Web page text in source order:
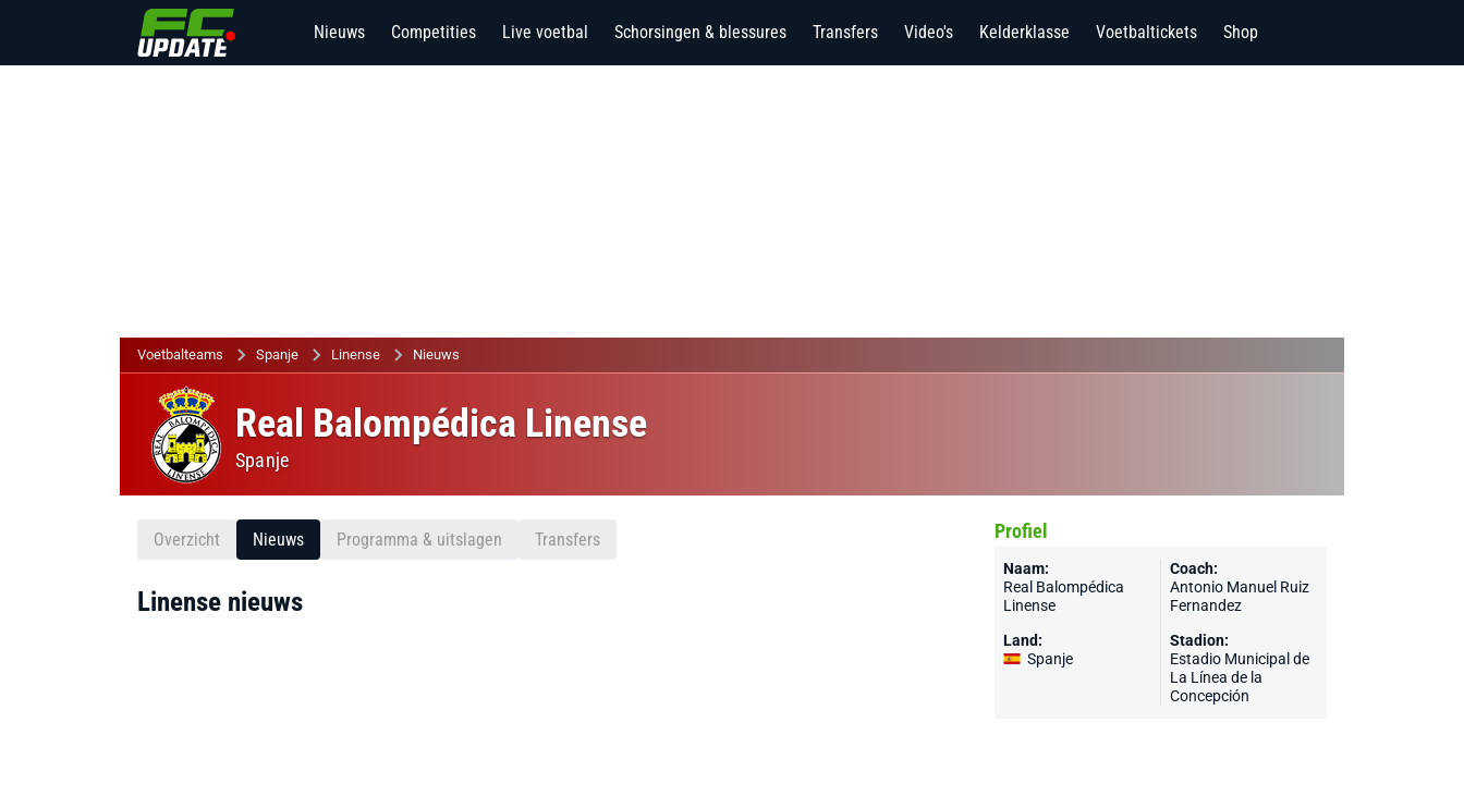
Nieuws Competities Live voetbal Schorsingen & blessures Transfers Video's Kelderklasse Voetbaltickets Shop
Voetbalteams Spanje Linense Nieuws
Real Balompédica Linense
Spanje
Overzicht Nieuws Programma & uitslagen Transfers
Linense nieuws
Profiel
Naam:
Real Balompédica
Linense
Land:
Spanje
Coach:
Antonio Manuel Ruiz
Fernandez
Stadion:
Estadio Municipal de
La Línea de la
Concepción